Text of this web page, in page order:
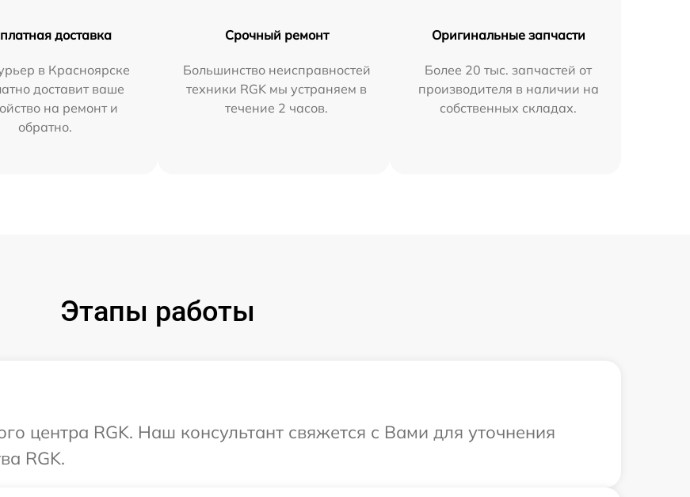
доставка
в Красноярске
доставит ваше
на ремонт и
обратно.
Срочный ремонт
Большинство неисправностей
техники RGK мы устраняем в
течение 2 часов.
Оригинальные запчасти
Более 20 тыс. запчастей от
производителя в наличии на
собственных складах.
Этапы работы
центра RGK. Наш консультант свяжется с Вами для уточнения
RGK.